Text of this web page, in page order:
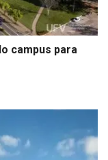
campus para